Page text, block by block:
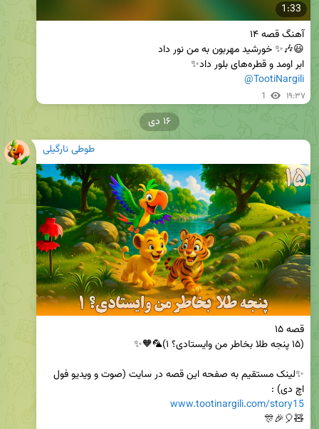
1:33
ابر اومد و قطره‌های بلور داد✨
@TootiNargili
1 ۱۹:۳۷
طوطی نارگیلی
اچ دی) :
www.tootinargili.com/story15
🧸🎈🎉🎊
۱۶ دی